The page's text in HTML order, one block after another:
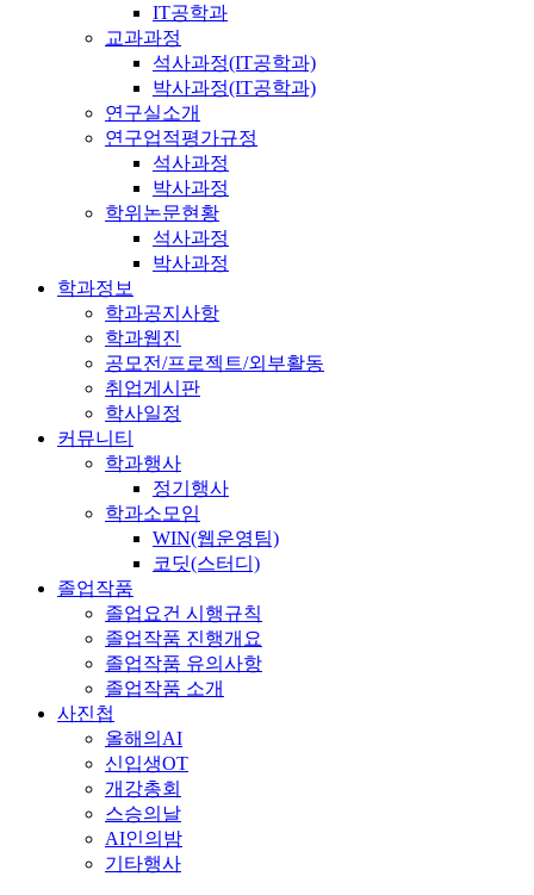
IT공학과
교과과정
석사과정(IT공학과)
박사과정(IT공학과)
연구실소개
연구업적평가규정
석사과정
박사과정
학위논문현황
석사과정
박사과정
학과정보
학과공지사항
학과웹진
공모전/프로젝트/외부활동
취업게시판
학사일정
커뮤니티
학과행사
정기행사
학과소모임
WIN(웹운영팀)
코딧(스터디)
졸업작품
졸업요건 시행규칙
졸업작품 진행개요
졸업작품 유의사항
졸업작품 소개
사진첩
올해의AI
신입생OT
개강총회
스승의날
AI인의밤
기타행사